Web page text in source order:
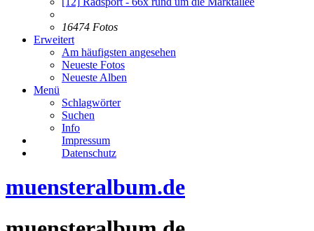
16474 Fotos
Erweitert
Am häufigsten angesehen
Neueste Fotos
Neueste Alben
Menü
Schlagwörter
Suchen
Info
Impressum
Datenschutz
muensteralbum.de